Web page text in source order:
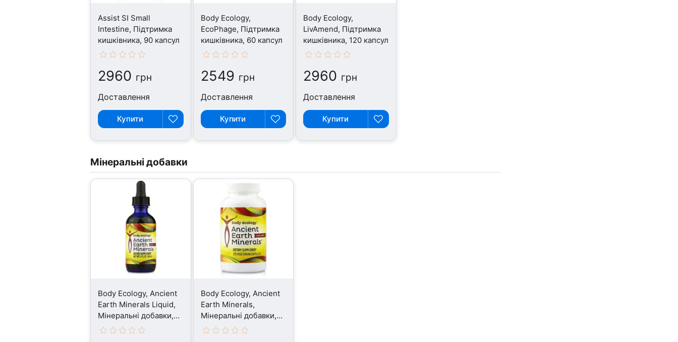
Assist SI Small
Intestine, Підтримка
кишківника, 90 капсул
2960 грн
Доставлення
Купити
Body Ecology,
EcoPhage, Підтримка
кишківника, 60 капсул
2549 грн
Доставлення
Купити
Body Ecology,
LivAmend, Підтримка
кишківника, 120 капсул
2960 грн
Доставлення
Купити
Мінеральні добавки
Body Ecology, Ancient
Earth Minerals Liquid,
Мінеральні добавки,
60 мл
Body Ecology, Ancient
Earth Minerals,
Мінеральні добавки,
120 капсул